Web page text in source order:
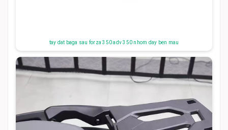
tay dat baga sau forza 350 adv 350 nhom day ben mau